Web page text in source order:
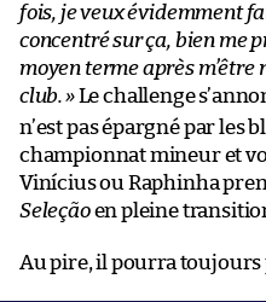
fois, je veux évidemment
concentré sur ça, bien me
moyen terme après m’être
club.»Le challenge
n’est pas épargné par les
championnat mineur et
Vinícius ou Raphinha
Seleçãoen pleine
Au pire, il pourra toujours